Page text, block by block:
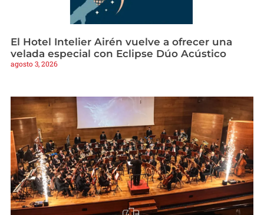
El Hotel Intelier Airén vuelve a ofrecer una
velada especial con Eclipse Dúo Acústico
agosto 3, 2026